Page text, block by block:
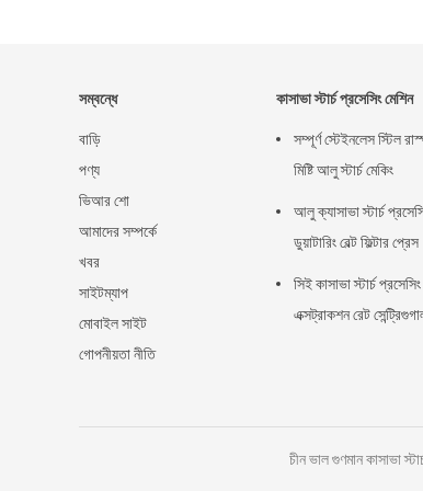
সম্বন্ধে
বাড়ি
পণ্য
ভিআর শো
আমাদের সম্পর্কে
খবর
সাইটম্যাপ
মোবাইল সাইট
গোপনীয়তা নীতি
কাসাভা স্টার্চ প্রসেসিং মেশিন
সম্পূর্ণ স্টেইনলেস স্টিল
মিষ্টি আলু স্টার্চ মেকিং
আলু ক্যাসাভা স্টার্চ
ডুয়াটারিং বেল্ট ফিল্টার প্রেস
সিই কাসাভা স্টার্চ প্রসেসিং
এক্সট্রাকশন রেট
চীন ভাল গুণমান